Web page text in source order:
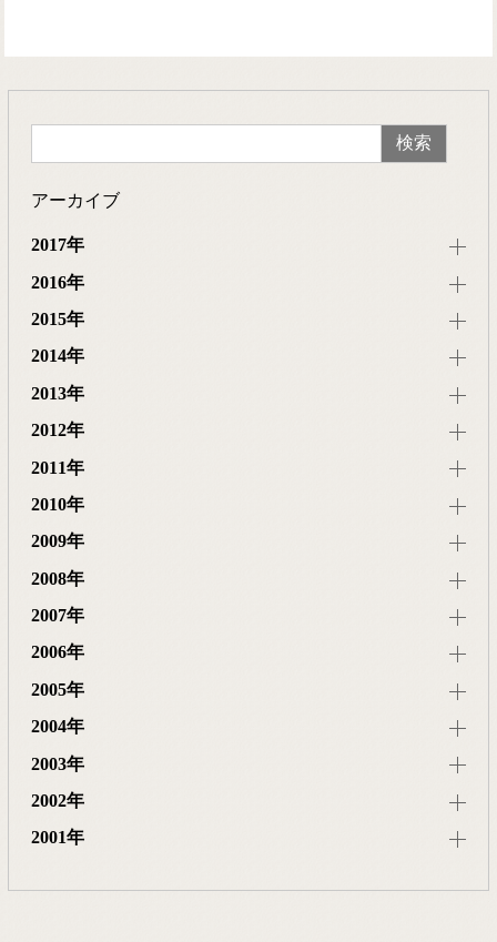
アーカイブ
2017年
2016年
2015年
2014年
2013年
2012年
2011年
2010年
2009年
2008年
2007年
2006年
2005年
2004年
2003年
2002年
2001年